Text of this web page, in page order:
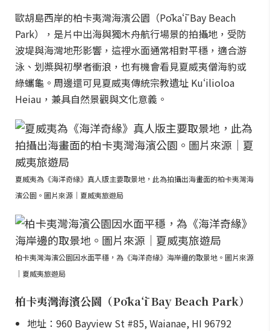
歐胡島西岸的柏卡夷灣海濱公園（Pōkaʻī Bay Beach
Park），是片中出海與獨木舟航行場景的拍攝地，受防
波堤與海灣地形影響，這裡水面通常相對平穩，適合游
泳、划槳與初學者衝浪，也有機會看見夏威夷僧海豹或
綠蠵龜。周邊還可見夏威夷傳統宗教遺址 Kuʻilioloa
Heiau，兼具自然景觀與文化意義。
夏威夷為《海洋奇緣》真人版主要取景地，此為拍攝出海畫面的柏卡夷灣海
濱公園。圖片來源｜夏威夷旅遊局
柏卡夷灣海濱公園因水面平穩，為《海洋奇緣》海岸邊的取景地。圖片來源
｜夏威夷旅遊局
柏卡夷灣海濱公園（Pōkaʻī Bay Beach Park）
地址：960 Bayview St #85, Waianae, HI 96792